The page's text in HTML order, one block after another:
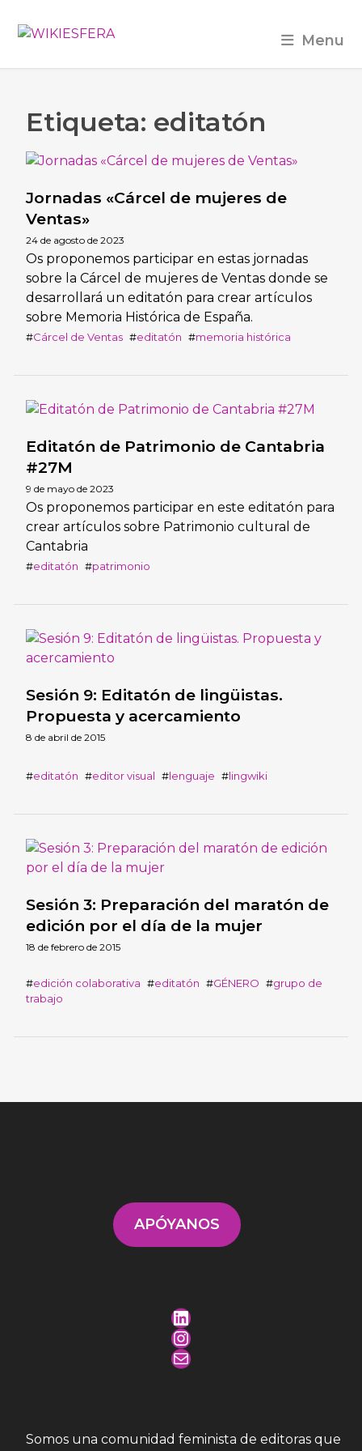
Menu
Etiqueta: editatón
Jornadas «Cárcel de mujeres de
Ventas»
24 de agosto de 2023
Os proponemos participar en estas jornadas
sobre la Cárcel de mujeres de Ventas donde se
desarrollará un editatón para crear artículos
sobre Memoria Histórica de España.
Cárcel de Ventas editatón memoria histórica
Editatón de Patrimonio de Cantabria
#27M
9 de mayo de 2023
Os proponemos participar en este editatón para
crear artículos sobre Patrimonio cultural de
Cantabria
editatón patrimonio
Sesión 9: Editatón de lingüistas.
Propuesta y acercamiento
8 de abril de 2015
editatón editor visual lenguaje lingwiki
Sesión 3: Preparación del maratón de
edición por el día de la mujer
18 de febrero de 2015
edición colaborativa editatón GÉNERO
grupo de
trabajo
APÓYANOS
Somos una comunidad feminista de editoras que